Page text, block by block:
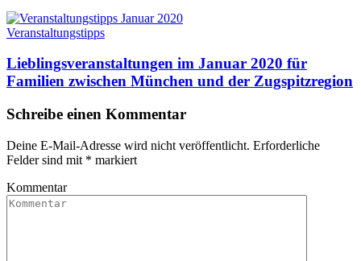
Veranstaltungstipps
Lieblingsveranstaltungen im Januar 2020 für
Familien zwischen München und der Zugspitzregion
Schreibe einen Kommentar
Deine E-Mail-Adresse wird nicht veröffentlicht. Erforderliche
Felder sind mit * markiert
Kommentar